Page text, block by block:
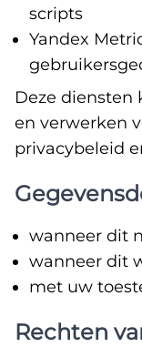
scripts
Yandex
Deze diensten
en verwerken
privacybeleid
wanneer dit
wanneer dit
met uw
Rechten